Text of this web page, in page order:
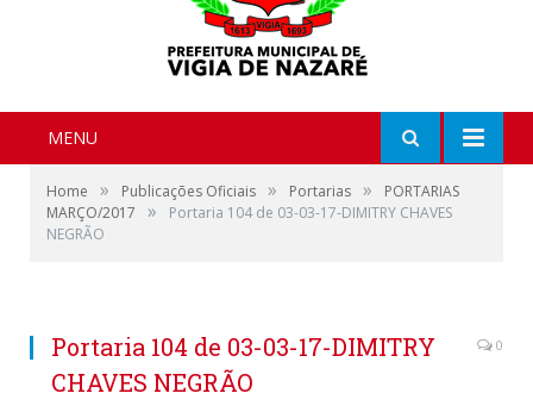
MENU
Home » Publicações Oficiais » Portarias »
PORTARIAS
MARÇO/2017
»
Portaria 104 de 03-03-17-DIMITRY CHAVES
NEGRÃO
Portaria 104 de 03-03-17-DIMITRY
CHAVES NEGRÃO
0